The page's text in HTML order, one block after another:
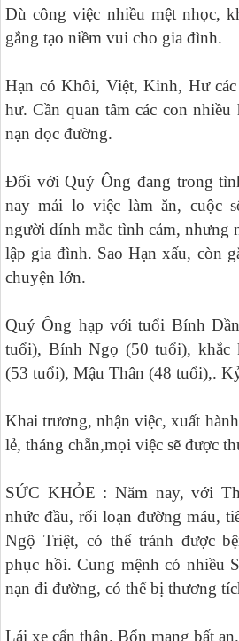
Dù công việc nhiều mệt nhọc,
gắng tạo niềm vui cho gia đình.
Hạn có Khôi, Việt, Kinh, Hư
hư. Cần quan tâm các con
nạn dọc đường.
Đối với Quý Ông đang trong
nay mải lo việc làm ăn, cuộc
người dính mắc tình cảm, nhưng
lập gia đình. Sao Hạn xấu, còn
chuyện lớn.
Quý Ông hạp với tuổi Bính
tuổi), Bính Ngọ (50 tuổi),
(53 tuổi), Mậu Thân (48 tuổi),.
Khai trương, nhận việc, xuất
lẻ, tháng chẵn,mọi việc sẽ được
SỨC KHỎE : Năm nay, với
nhức đầu, rối loạn đường máu,
Ngộ Triệt, có thể tránh được
phục hồi. Cung mệnh có nhiều
nạn đi đường, có thể bị thương
Lái xe cẩn thận. Bổn mạng bất an.